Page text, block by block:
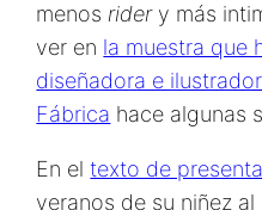
menosridery más
ver en la muestra que
diseñadora e
Fábrica hace algunas
En eltexto de
veranos de su niñez al